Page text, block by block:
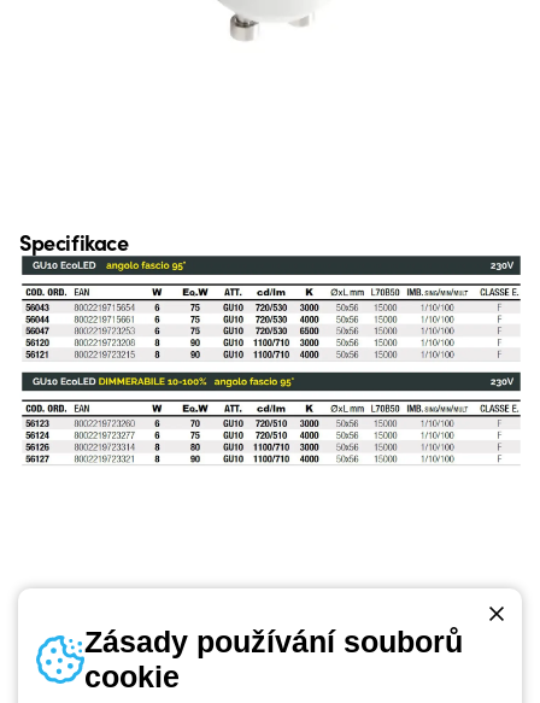
Specifikace
Telefonní číslo
Zásady používání souborů
cookie